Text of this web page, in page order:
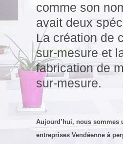
comme son
avait deux
La création de
sur-mesure et
fabrication de
sur-mesure.
Aujourd’hui, nous sommes
entreprises Vendéenne à